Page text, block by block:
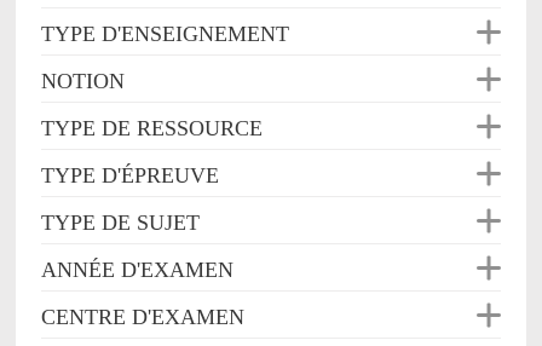
TYPE D'ENSEIGNEMENT
NOTION
TYPE DE RESSOURCE
TYPE D'ÉPREUVE
TYPE DE SUJET
ANNÉE D'EXAMEN
CENTRE D'EXAMEN